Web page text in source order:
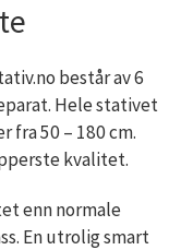
består av 6
Hele stativet
fra 50 – 180 cm.
kvalitet.
enn normale
En utrolig smart